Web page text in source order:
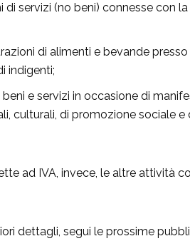
di servizi (no beni) connesse con
di alimenti e bevande
indigenti;
beni e servizi in occasione di
culturali, di promozione sociale
ad IVA, invece, le altre attività
dettagli, segui le prossime